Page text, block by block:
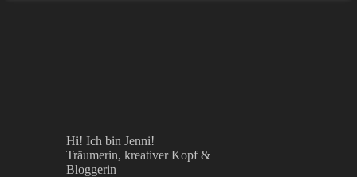
Hi! Ich bin Jenni!
Träumerin, kreativer Kopf &
Bloggerin